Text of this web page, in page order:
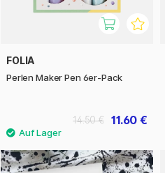
FOLIA
Perlen Maker Pen 6er-Pack
11.60 €
14.50 €